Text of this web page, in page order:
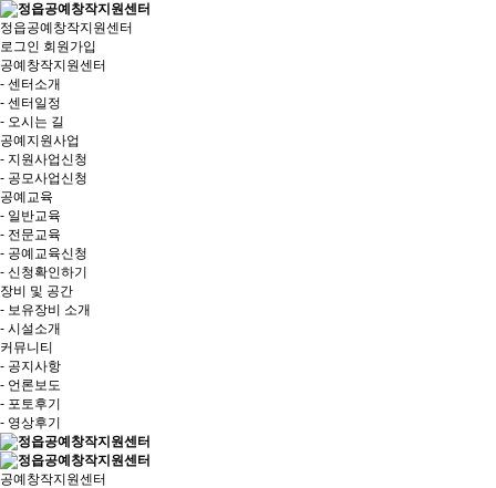
정읍공예창작지원센터
로그인 회원가입
공예창작지원센터
- 센터소개
- 센터일정
- 오시는 길
공예지원사업
- 지원사업신청
- 공모사업신청
공예교육
- 일반교육
- 전문교육
- 공예교육신청
- 신청확인하기
장비 및 공간
- 보유장비 소개
- 시설소개
커뮤니티
- 공지사항
- 언론보도
- 포토후기
- 영상후기
공예창작지원센터